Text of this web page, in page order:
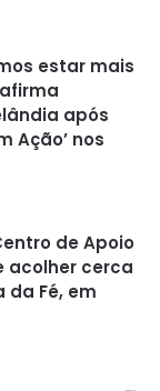
estar mais
após
Ação’ nos
de Apoio
acolher cerca
da Fé, em